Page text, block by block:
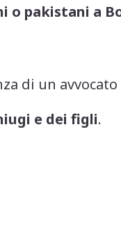
o pakistani a
di un
e dei figli.